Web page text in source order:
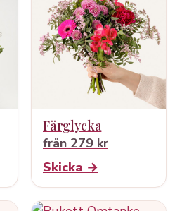
Färglycka
från 279 kr
Skicka →